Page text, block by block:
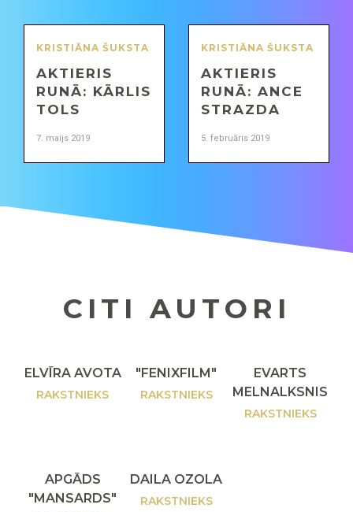
KRISTIĀNA ŠUKSTA
AKTIERIS
RUNĀ: KĀRLIS
TOLS
7. maijs 2019
KRISTIĀNA ŠUKSTA
AKTIERIS
RUNĀ: ANCE
STRAZDA
5. februāris 2019
CITI AUTORI
ELVĪRA AVOTA
RAKSTNIEKS
"FENIXFILM"
RAKSTNIEKS
EVARTS
MELNALKSNIS
RAKSTNIEKS
APGĀDS
"MANSARDS"
DAILA OZOLA
RAKSTNIEKS